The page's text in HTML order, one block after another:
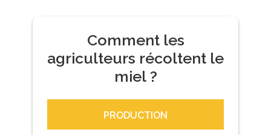
Comment les
agriculteurs récoltent le
miel ?
PRODUCTION